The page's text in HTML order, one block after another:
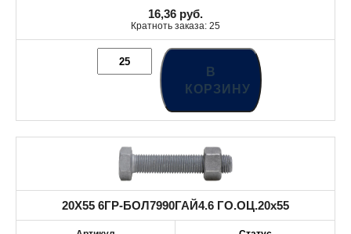
16,36 руб.
Кратноть заказа: 25
В
КОРЗИНУ
20X55 6ГР-БОЛ7990ГАЙ4.6 ГО.ОЦ.20x55